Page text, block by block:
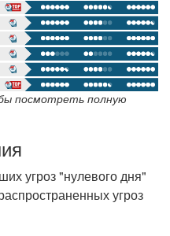
посмотреть полную
угроз "нулевого дня"
угроз